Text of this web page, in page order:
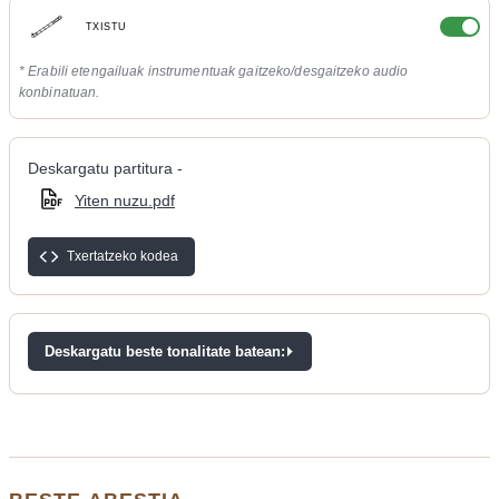
TXISTU
* Erabili etengailuak instrumentuak gaitzeko/desgaitzeko audio
konbinatuan.
Deskargatu partitura -
Yiten nuzu.pdf
Txertatzeko kodea
Deskargatu beste tonalitate batean: